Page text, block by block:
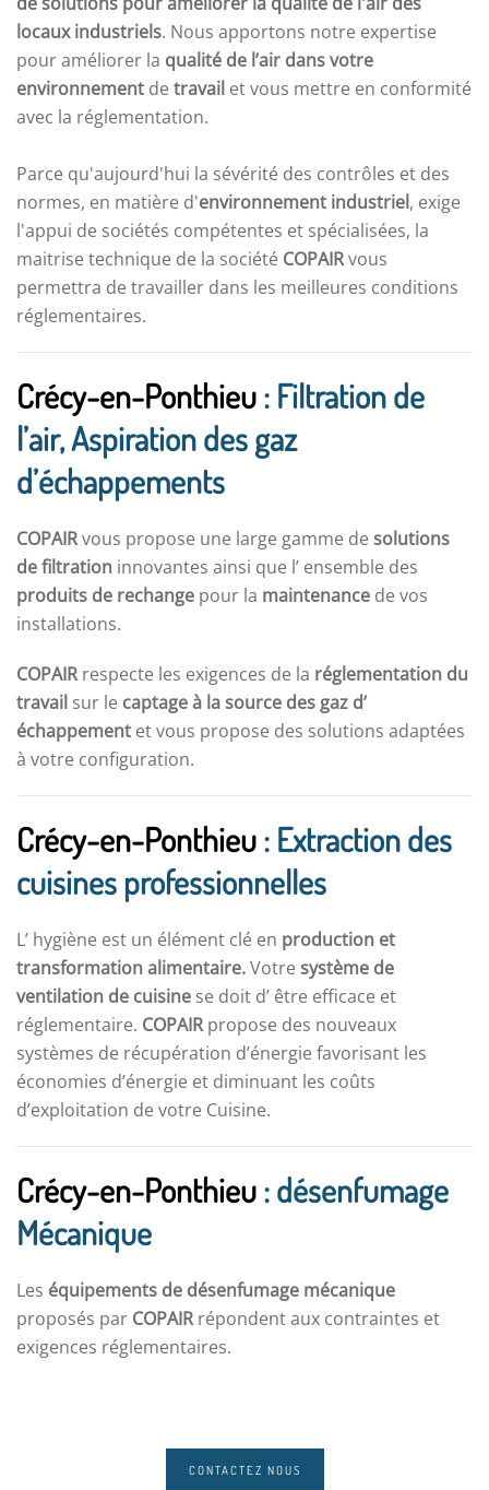
locaux industriels. Nous apportons notre expertise
pour améliorer la qualité de l’air dans votre
environnement de travail et vous mettre en conformité
avec la réglementation.
Parce qu'aujourd'hui la sévérité des contrôles et des
normes, en matière d'environnement industriel, exige
l'appui de sociétés compétentes et spécialisées, la
maitrise technique de la société COPAIRvous
permettra de travailler dans les meilleures conditions
réglementaires.
Crécy-en-Ponthieu: Filtration de
l’air, Aspiration des gaz
d’échappements
COPAIRvous propose une large gamme de solutions
de filtration innovantes ainsi que l’ ensemble des
produits de rechange pour la maintenance de vos
installations.
COPAIRrespecte les exigences de la réglementation du
travail sur le captage à la source des gaz d’
échappement et vous propose des solutions adaptées
à votre configuration.
Crécy-en-Ponthieu: Extraction des
cuisines professionnelles
L’ hygiène est un élément clé en production et
transformation alimentaire.Votre système de
ventilation de cuisine se doit d’ être efficace et
réglementaire. COPAIRpropose des nouveaux
systèmes de récupération d’énergie favorisant les
économies d’énergie et diminuant les coûts
d’exploitation de votre Cuisine.
Crécy-en-Ponthieu: désenfumage
Mécanique
Les équipements de désenfumage mécanique
proposés par COPAIRrépondent aux contraintes et
exigences réglementaires.
CONTACTEZ NOUS